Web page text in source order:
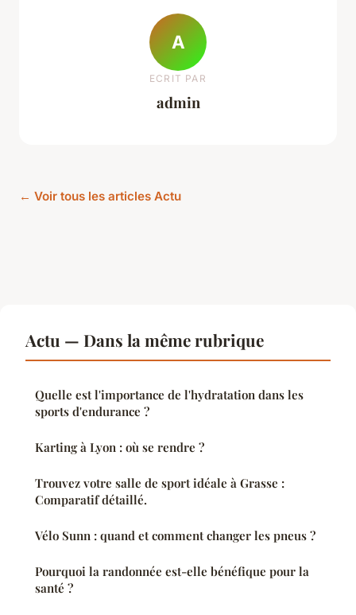
A
ECRIT PAR
admin
← Voir tous les articles Actu
Actu — Dans la même rubrique
Quelle est l'importance de l'hydratation dans les
sports d'endurance ?
Karting à Lyon : où se rendre ?
Trouvez votre salle de sport idéale à Grasse :
Comparatif détaillé.
Vélo Sunn : quand et comment changer les pneus ?
Pourquoi la randonnée est-elle bénéfique pour la
santé ?